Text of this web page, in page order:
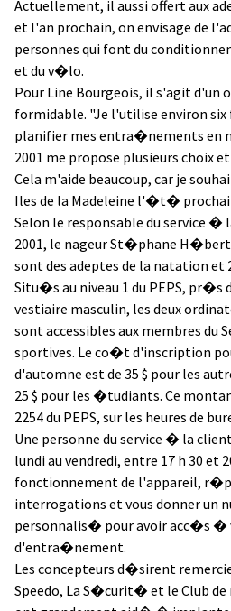
Actuellement, il aussi offert aux
et l'an prochain, on envisage de
personnes qui font du
et du v�lo.
Pour Line Bourgeois, il s'agit
formidable. "Je l'utilise environ six
planifier mes entra�nements en
2001 me propose plusieurs choix
Cela m'aide beaucoup, car je
Iles de la Madeleine l'�t�
Selon le responsable du service
2001, le nageur St�phane
sont des adeptes de la natation et
Situ�s au niveau 1 du PEPS, pr�s
vestiaire masculin, les deux
sont accessibles aux membres du
sportives. Le co�t d'inscription
d'automne est de 35 $ pour les
25 $ pour les �tudiants. Ce
2254 du PEPS, sur les heures de
Une personne du service � la
lundi au vendredi, entre 17 h 30 et
fonctionnement de l'appareil,
interrogations et vous donner
personnalis� pour avoir acc�s �
d'entra�nement.
Les concepteurs d�sirent
Speedo, La S�curit� et le Club